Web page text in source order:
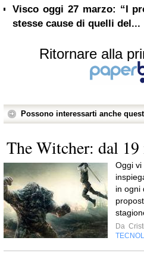
Visco oggi 27 marzo: “I
stesse cause di quelli del...
Ritornare alla
Possono interessarti anche
The Witcher: dal
Oggi vi
in ogni
Da